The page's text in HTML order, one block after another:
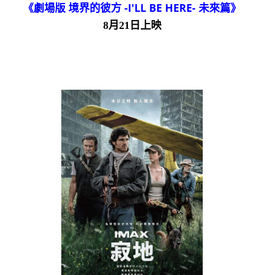
《劇場版 境界的彼方 -I'LL BE HERE- 未來篇》
8月21日上映